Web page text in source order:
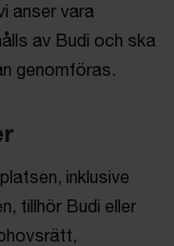
anser vara
av Budi och ska
genomföras.
inklusive
tillhör Budi eller